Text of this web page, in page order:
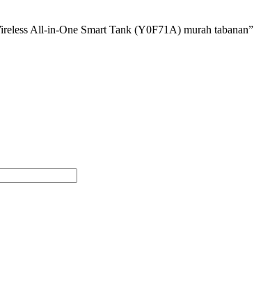
All-in-One Smart Tank (Y0F71A) murah tabanan”